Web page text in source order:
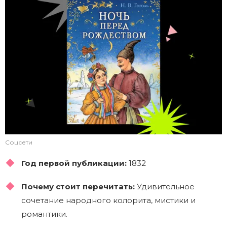
Соцсети
Год первой публикации: 1832
Почему стоит перечитать: Удивительное
сочетание народного колорита, мистики и
романтики.